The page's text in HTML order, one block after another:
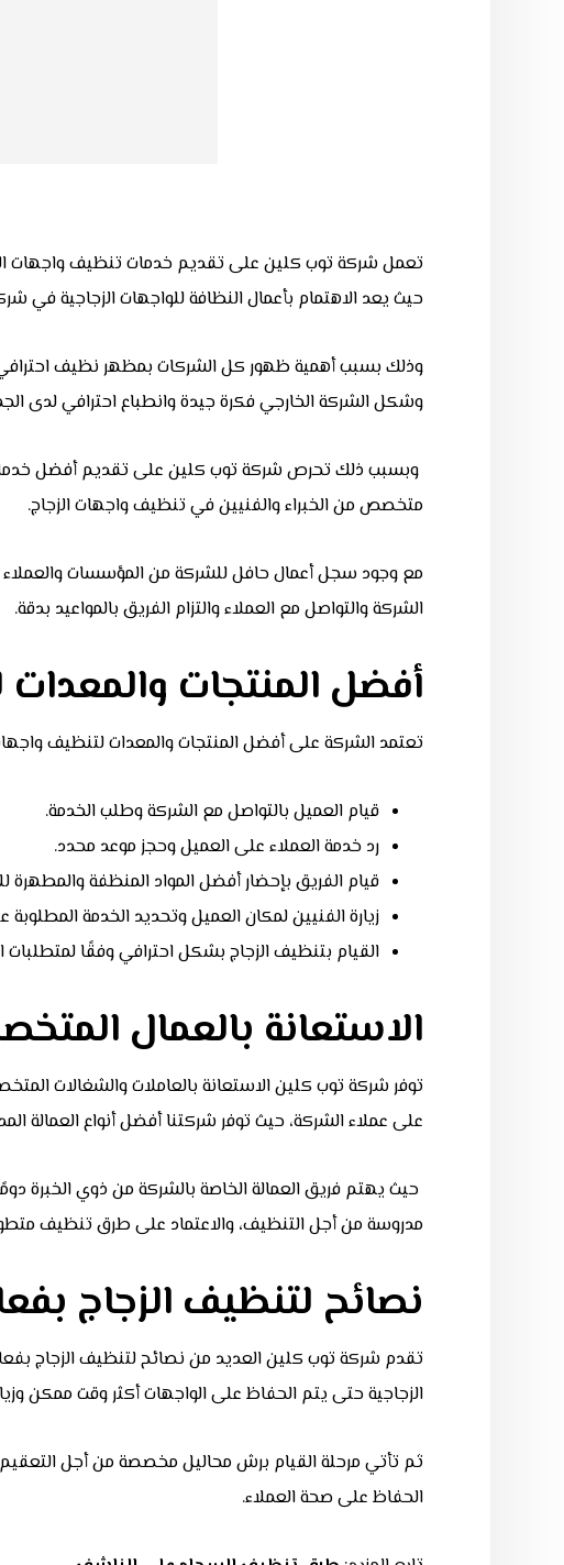
تعمل شركة توب كلين على تقديم خدمات تنظيف واجهات الزجاج
حيث يعد الاهتمام بأعمال النظافة للواجهات الزجاجية في
وذلك بسبب أهمية ظهور كل الشركات بمظهر نظيف احترافي
وشكل الشركة الخارجي فكرة جيدة وانطباع احترافي لدى
وبسبب ذلك تحرص شركة توب كلين على تقديم أفضل خدمات
متخصص من الخبراء والفنيين في تنظيف واجهات الزجاج.
مع وجود سجل أعمال حافل للشركة من المؤسسات
الشركة والتواصل مع العملاء والتزام الفريق بالمواعيد بدقة.
أفضل المنتجات
تعتمد الشركة على أفضل المنتجات والمعدات لتنظيف
قيام العميل بالتواصل مع الشركة وطلب الخدمة.
رد خدمة العملاء على العميل وحجز موعد محدد.
قيام الفريق بإحضار أفضل المواد المنظفة والمطهرة
زيارة الفنيين لمكان العميل وتحديد الخدمة
القيام بتنظيف الزجاج بشكل احترافي وفقًا لمتطلبات
الاستعانة بالعمال
توفر شركة توب كلين الاستعانة بالعاملات والشغالات
على عملاء الشركة، حيث توفر شركتنا أفضل أنواع
حيث يهتم فريق العمالة الخاصة بالشركة من ذوي الخبرة
مدروسة من أجل التنظيف، والاعتماد على طرق تنظيف
نصائح لتنظيف الزجاج
تقدم شركة توب كلين العديد من نصائح لتنظيف الزجاج
الزجاجية حتى يتم الحفاظ على الواجهات أكثر وقت ممكن
ثم تأتي مرحلة القيام برش محاليل مخصصة من أجل
الحفاظ على صحة العملاء.